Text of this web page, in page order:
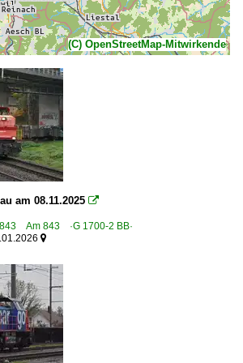
(C) OpenStreetMap-Mitwirkende
am 08.11.2025 
Am 843 ·G 1700-2 BB·
